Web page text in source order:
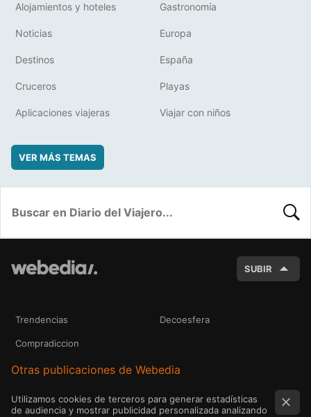
Alojamientos y hoteles Gastronomía
Noticias Europa
Destinos España
Cruceros Playas
Aplicaciones viajeras Viajar con niños
VER MÁS TEMAS
SUBIR
Trendencias Decoesfera
Compradiccion
Otras publicaciones de Webedia
Utilizamos cookies de terceros para generar estadísticas
de audiencia y mostrar publicidad personalizada analizando